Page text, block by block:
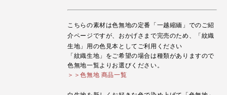
こちらの素材は色無地の定番「一越縮緬」でのご紹
介ページですが、おかげさまで完売のため、「紋織
生地」用の色見本としてご利用ください
「紋織生地」をご希望の場合は種類がありますので
色無地一覧よりお選びください。
＞＞色無地 商品一覧